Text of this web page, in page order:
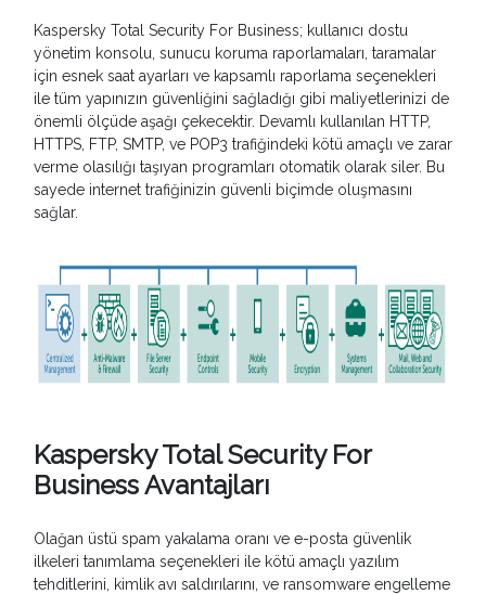
Kaspersky Total Security For Business; kullanıcı dostu
yönetim konsolu, sunucu koruma raporlamaları, taramalar
için esnek saat ayarları ve kapsamlı raporlama seçenekleri
ile tüm yapınızın güvenliğini sağladığı gibi maliyetlerinizi de
önemli ölçüde aşağı çekecektir. Devamlı kullanılan HTTP,
HTTPS, FTP, SMTP, ve POP3 trafiğindeki kötü amaçlı ve zarar
verme olasılığı taşıyan programları otomatik olarak siler. Bu
sayede internet trafiğinizin güvenli biçimde oluşmasını
sağlar.
Kaspersky Total Security For
Business Avantajları
Olağan üstü spam yakalama oranı ve e-posta güvenlik
ilkeleri tanımlama seçenekleri ile kötü amaçlı yazılım
tehditlerini, kimlik avı saldırılarını, ve ransomware engelleme